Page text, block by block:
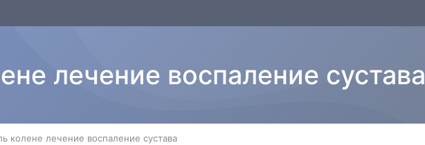
лечение воспаление сустава
колене лечение воспаление сустава